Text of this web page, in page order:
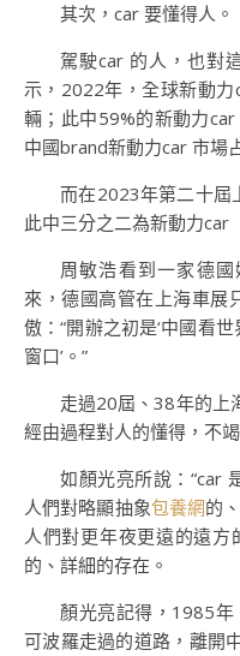
其次，car 要懂得人。
駕駛car 的人，也對
示，2022年，全球新動
輛；此中59%的新動力
中國brand新動力car 市場
而在2023年第二十屆
此中三分之二為新動力car
周敏浩看到一家德
來，德國高管在上海車展
傲：“開辦之初是‘中國看
窗口’。”
走過20屆、38年的上
經由過程對人的懂得，不
如顏光亮所說：“car
人們對略顯抽象包養網的
人們對更年夜更遠的遠
的、詳細的存在。
顏光亮記得，1985
可波羅走過的道路，離開